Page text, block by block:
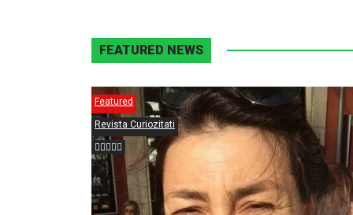
FEATURED NEWS
Featured
Revista Curiozitati